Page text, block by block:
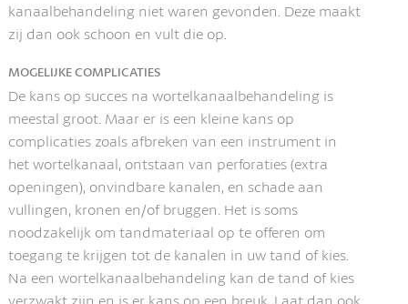
kanaalbehandeling niet waren gevonden. Deze maakt
zij dan ook schoon en vult die op.
MOGELIJKE COMPLICATIES
De kans op succes na wortelkanaalbehandeling is
meestal groot. Maar er is een kleine kans op
complicaties zoals afbreken van een instrument in
het wortelkanaal, ontstaan van perforaties (extra
openingen), onvindbare kanalen, en schade aan
vullingen, kronen en/of bruggen. Het is soms
noodzakelijk om tandmateriaal op te offeren om
toegang te krijgen tot de kanalen in uw tand of kies.
Na een wortelkanaalbehandeling kan de tand of kies